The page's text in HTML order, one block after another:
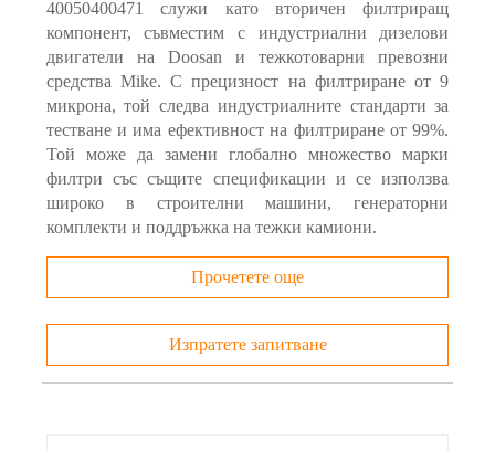
40050400471 служи като вторичен филтриращ
компонент, съвместим с индустриални дизелови
двигатели на Doosan и тежкотоварни превозни
средства Mike. С прецизност на филтриране от 9
микрона, той следва индустриалните стандарти за
тестване и има ефективност на филтриране от 99%.
Той може да замени глобално множество марки
филтри със същите спецификации и се използва
широко в строителни машини, генераторни
комплекти и поддръжка на тежки камиони.
Прочетете още
Изпратете запитване